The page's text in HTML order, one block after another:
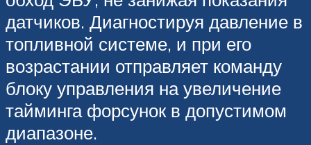
датчиков. Диагностируя давление в
топливной системе, и при его
возрастании отправляет команду
блоку управления на увеличение
тайминга форсунок в допустимом
диапазоне.